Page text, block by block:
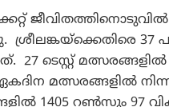
ജീവിതത്തിനൊടുവില്‍
ശ്രീലങ്കയ്ക്കെതിരെ
ടെസ്റ്റ് മത്സരങ്ങളില്‍
മത്സരങ്ങളില്‍
1405 റണ്‍സും 97